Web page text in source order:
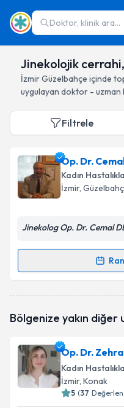
Doktor, klinik ara...
Jinekolojik
İzmirGüzelbahçe içinde
uygulayan doktor - uzman
Filtrele
Op. Dr.
Kadın
İzmir,
Jinekolog Op. Dr. Cemal
Randevu
oluşturun. Size bu
E-posta Adresiniz
Bölgenize yakın diğer
Op. Dr.
Kadın
İzmir, Konak
5 (37